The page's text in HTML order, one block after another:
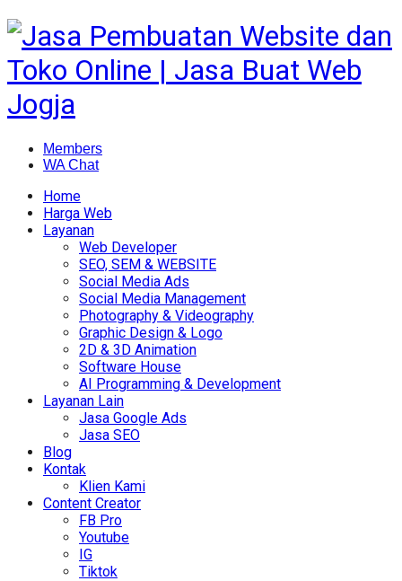
Members
WA Chat
Home
Harga Web
Layanan
Web Developer
SEO, SEM & WEBSITE
Social Media Ads
Social Media Management
Photography & Videography
Graphic Design & Logo
2D & 3D Animation
Software House
AI Programming & Development
Layanan Lain
Jasa Google Ads
Jasa SEO
Blog
Kontak
Klien Kami
Content Creator
FB Pro
Youtube
IG
Tiktok